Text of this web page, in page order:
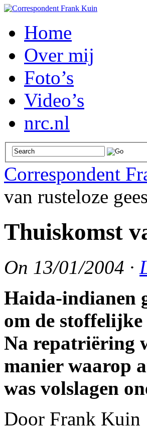
Home
Over mij
Foto’s
Video’s
nrc.nl
Correspondent
van rusteloze
Thuiskomst
On 13/01/2004 ·
Haida-indianen
om de stoffelijke
Na repatriëring
manier waarop
was volslagen
Door Frank Kuin